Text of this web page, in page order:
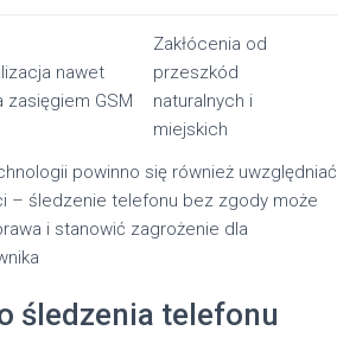
nawet
zasięgiem GSM
Zakłócenia od
przeszkód
naturalnych i
miejskich
powinno się również uwzględniać
– śledzenie telefonu bez zgody może
i stanowić zagrożenie dla
śledzenia telefonu